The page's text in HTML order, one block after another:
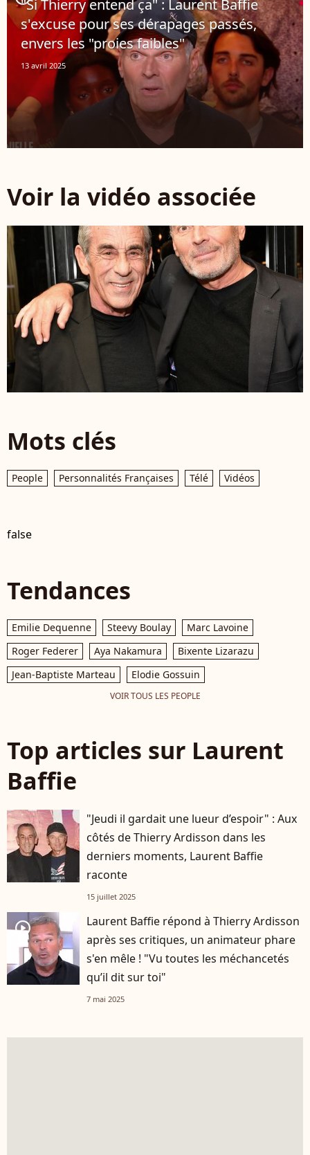
"Si Thierry entend ça" : Laurent Baffie
s'excuse pour ses dérapages passés,
envers les "proies faibles"
13 avril 2025
Voir la vidéo associée
Mots clés
People Personnalités Françaises Télé Vidéos
false
Tendances
Emilie Dequenne Steevy Boulay
Marc Lavoine
Roger Federer
Aya Nakamura
Bixente Lizarazu
Jean-Baptiste Marteau
Elodie Gossuin
VOIR TOUS LES PEOPLE
Top articles sur Laurent
Baffie
"Jeudi il gardait une lueur d’espoir" : Aux
côtés de Thierry Ardisson dans les
derniers moments, Laurent Baffie
raconte
15 juillet 2025
player2
Laurent Baffie répond à Thierry Ardisson
après ses critiques, un animateur phare
s'en mêle ! "Vu toutes les méchancetés
qu’il dit sur toi"
7 mai 2025